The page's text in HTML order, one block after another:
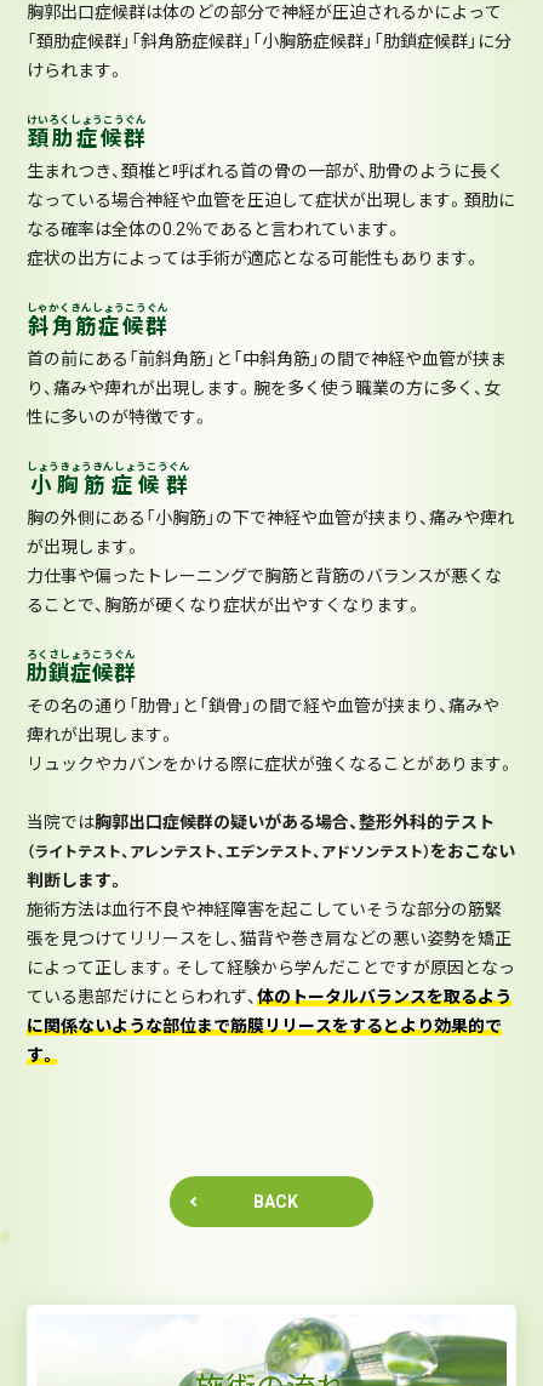
胸郭出口症候群は体のどの部分で神経が圧迫されるかによって
「頚肋症候群」「斜角筋症候群」「小胸筋症候群」「肋鎖症候群」に分
けられます。
頚肋症候群
けいろくしょうこうぐん
生まれつき、頚椎と呼ばれる首の骨の一部が、肋骨のように長く
なっている場合神経や血管を圧迫して症状が出現します。頚肋に
なる確率は全体の0.2％であると言われています。
症状の出方によっては手術が適応となる可能性もあります。
斜角筋症候群
しゃかくきんしょうこうぐん
首の前にある「前斜角筋」と「中斜角筋」の間で神経や血管が挟ま
り、痛みや痺れが出現します。腕を多く使う職業の方に多く、女
性に多いのが特徴です。
小胸筋症候群
しょうきょうきんしょうこうぐん
胸の外側にある「小胸筋」の下で神経や血管が挟まり、痛みや痺れ
が出現します。
力仕事や偏ったトレーニングで胸筋と背筋のバランスが悪くな
ることで、胸筋が硬くなり症状が出やすくなります。
肋鎖症候群
ろくさしょうこうぐん
その名の通り「肋骨」と「鎖骨」の間で経や血管が挟まり、痛みや
痺れが出現します。
リュックやカバンをかける際に症状が強くなることがあります。
当院では胸郭出口症候群の疑いがある場合、整形外科的テスト
（ライトテスト、アレンテスト、エデンテスト、アドソンテスト）をおこない
判断します。
施術方法は血行不良や神経障害を起こしていそうな部分の筋緊
張を見つけてリリースをし、猫背や巻き肩などの悪い姿勢を矯正
によって正します。そして経験から学んだことですが原因となっ
ている患部だけにとらわれず、体のトータルバランスを取るよう
に関係ないような部位まで筋膜リリースをするとより効果的で
す。
BACK